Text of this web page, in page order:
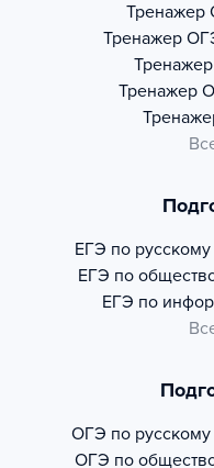
Тренажер
Тренажер
Тренажер
Тренажер
ЕГЭ по
ЕГЭ по
ЕГЭ по
ОГЭ по русскому
ОГЭ по